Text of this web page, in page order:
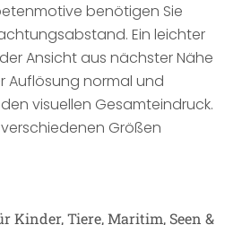
benötigen Sie
Ein leichter
Ansicht aus nächster Nähe
Auflösung normal und
visuellen Gesamteindruck.
Größen
Kinder, Tiere, Maritim, Seen &